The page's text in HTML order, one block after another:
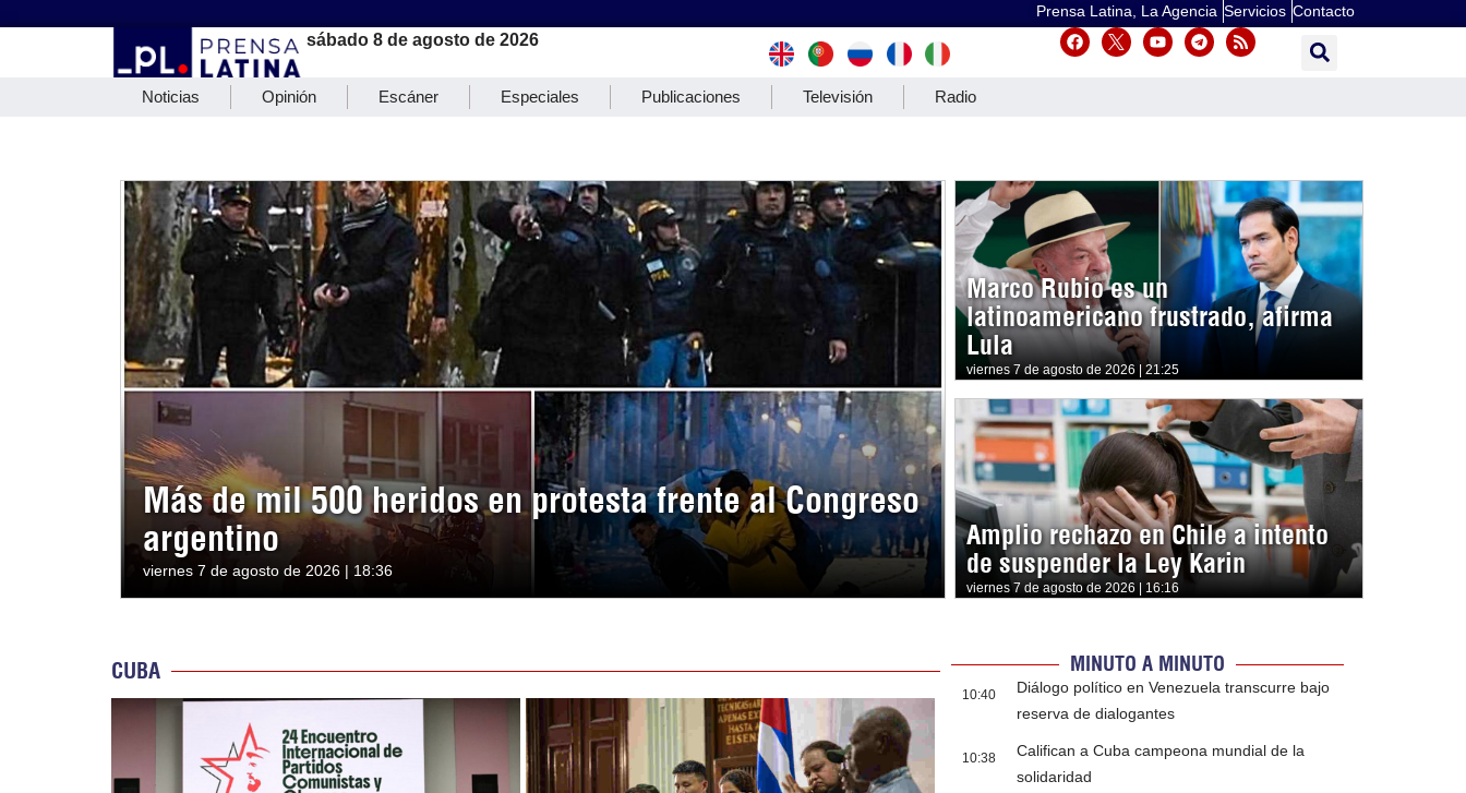
Prensa Latina, La Agencia Servicios Contacto
sábado 8 de agosto de 2026
Noticias Opinión Escáner Especiales Publicaciones Televisión Radio
Más de mil 500 heridos en protesta frente al Congreso
argentino
viernes 7 de agosto de 2026 | 18:36
Marco Rubio es un
latinoamericano frustrado, afirma
Lula
viernes 7 de agosto de 2026 | 21:25
Amplio rechazo en Chile a intento
de suspender la Ley Karin
viernes 7 de agosto de 2026 | 16:16
CUBA MINUTO A MINUTO
10:40
Diálogo político en Venezuela transcurre bajo
reserva de dialogantes
10:38
Califican a Cuba campeona mundial de la
solidaridad